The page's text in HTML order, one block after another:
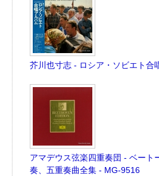
芥川也寸志 - ロシア・ソビエト合
アマデウス弦楽四重奏団 - ベート
奏、五重奏曲全集 - MG-9516